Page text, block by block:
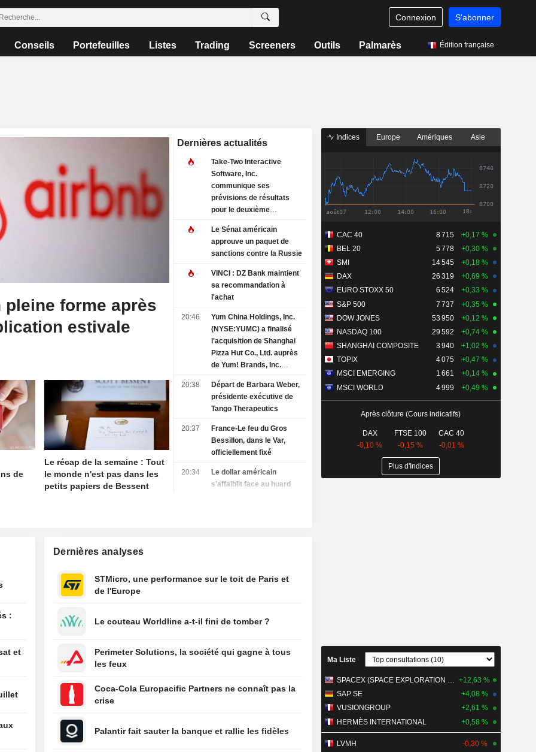
Connexion S'abonner
Conseils Portefeuilles Listes Trading Screeners Outils Palmarès Édition française
pleine forme après
estivale
de
Le récap de la semaine : Tout
le monde n'est pas dans les
petits papiers de Bessent
Dernières actualités
Take-Two Interactive
Software, Inc.
communique ses
prévisions de résultats
pour le deuxième
septembre 2026 et
actualise ses
perspectives pour
l'exercice clos le 31 mars
2027
Le Sénat américain
approuve un paquet de
sanctions contre la Russie
VINCI : DZ Bank maintient
sa recommandation à
l'achat
20:46
Yum China Holdings, Inc.
(NYSE:YUMC) a finalisé
l'acquisition de Shanghai
Pizza Hut Co., Ltd. auprès
de Yum! Brands, Inc.
20:38
Départ de Barbara Weber,
présidente exécutive de
Tango Therapeutics
20:37
France-Le feu du Gros
Bessillon, dans le Var,
officiellement fixé
20:34
Le dollar américain
s'affaiblit face au huard
20:23
Kingspan Group plc publie
2027
des changements au sein
Le Sénat confirme la
nomination du candidat de
prône la privatisation de la
:
et
Dernières analyses
STMicro, une performance sur le toit de Paris et
de l'Europe
Le couteau Worldline a-t-il fini de tomber ?
Perimeter Solutions, la société qui gagne à tous
les feux
Coca-Cola Europacific Partners ne connaît pas la
crise
Palantir fait sauter la banque et rallie les fidèles
Indices Europe Amériques Asie
CAC 40 8 715
+0,17 %
BEL 20
5 778
+0,30 %
SMI
14 545
+0,18 %
DAX
26 319
+0,69 %
EURO STOXX 50
6 524
+0,33 %
S&P 500
7 737
+0,35 %
DOW JONES
53 950
+0,12 %
NASDAQ 100
29 592
+0,74 %
SHANGHAI COMPOSITE
3 940
+1,02 %
TOPIX
4 075
+0,47 %
MSCI EMERGING
1 661
+0,14 %
MSCI WORLD
4 999 +0,49 %
Après clôture (Cours indicatifs)
DAX
-0,10 %
FTSE 100
-0,15 %
CAC 40
-0,01 %
Plus d'Indices
Ma Liste
SPACEX (SPACE EXPLORATION TECHNOLOGIES) +12,63 %
SAP SE
+4,08 %
VUSIONGROUP
+2,61 %
HERMÈS INTERNATIONAL
+0,58 %
LVMH
-0,30 %